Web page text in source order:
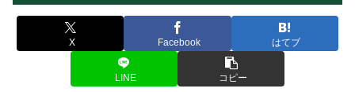
X Facebook はてブ
LINE コピー